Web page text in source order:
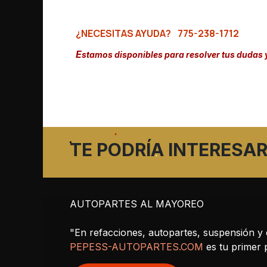
¿NECESITAS AYUDA? 775-238-1712
Estamos disponibles para resolver tus
TE PODRÍA
AUTOPARTES AL MAYOREO
"En refacciones, autopartes, suspensión y
PEPESS-AUTOPARTES.COM es tu primer